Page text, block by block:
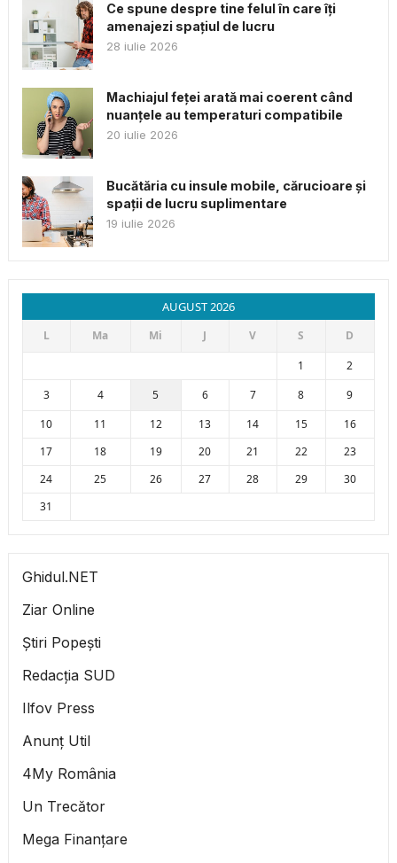
Ce spune despre tine felul în care îți
amenajezi spațiul de lucru
28 iulie 2026
Machiajul feței arată mai coerent când
nuanțele au temperaturi compatibile
20 iulie 2026
Bucătăria cu insule mobile, cărucioare și
spații de lucru suplimentare
19 iulie 2026
AUGUST 2026
L Ma Mi J V S
D
1
2
3
4 5 6 7 8
9
10
11 12 13 14 15
16
17
18 19 20 21 22
23
24
25 26 27 28 29
30
31
Ghidul.NET
Ziar Online
Știri Popești
Redacția SUD
Ilfov Press
Anunț Util
4My România
Un Trecător
Mega Finanțare